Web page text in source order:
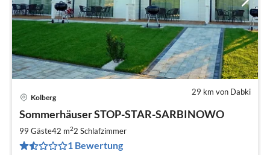
29 km von Dabki
Kolberg
Sommerhäuser STOP-STAR-SARBINOWO
99 Gäste42 m22 Schlafzimmer
1 Bewertung